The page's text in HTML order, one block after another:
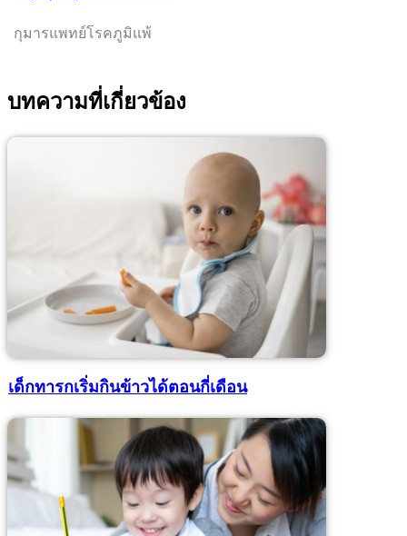
กุมารแพทย์โรคภูมิแพ้
บทความที่เกี่ยวข้อง
เด็กทารกเริ่มกินข้าวได้ตอนกี่เดือน